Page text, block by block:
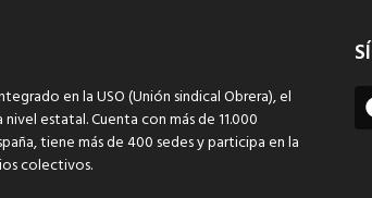
en la USO (Unión sindical Obrera), el
estatal. Cuenta con más de 11.000
tiene más de 400 sedes y participa en la
colectivos.